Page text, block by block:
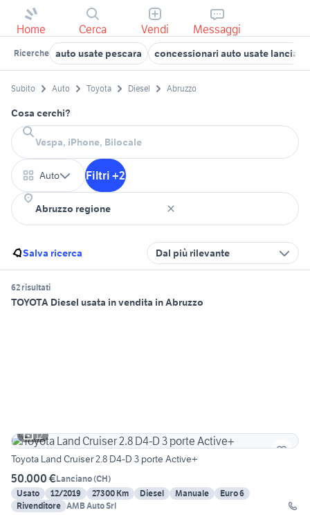
Home Cerca Vendi Messaggi
Ricerche auto usate pescara concessionari auto usate lanciano
Subito Auto Toyota Diesel Abruzzo
Cosa cerchi?
Auto Filtri +2
Salva ricerca Dal più rilevante
62 risultati
TOYOTA Diesel usata in vendita in Abruzzo
12
Toyota Land Cruiser 2.8 D4-D 3 porte Active+
50.000 €Lanciano(CH)
Usato
12/2019 27300 Km Diesel Manuale
Euro 6
Rivenditore AMB Auto Srl